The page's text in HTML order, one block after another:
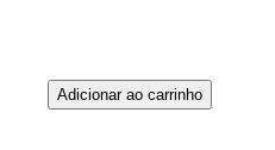
BAdicionar ao carrinho